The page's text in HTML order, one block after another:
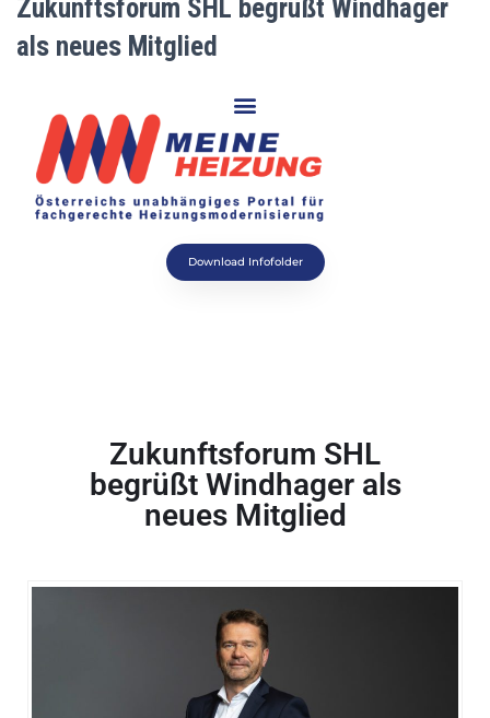
Zukunftsforum SHL begrüßt Windhager
als neues Mitglied
Download Infofolder
Zukunftsforum SHL
begrüßt Windhager als
neues Mitglied